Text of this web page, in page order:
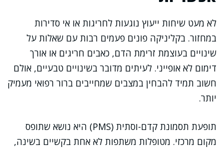
לא מעט שיחות ייעוץ נוגעות לחריגות או אי סדירות
במחזור. בקליניקה פונים פעמים רבות עם שאלות על
שינויים בעוצמת זרימת הדם, כאבים חריגים או אורך
דימום לא אופייני. לעיתים מדובר בשינויים טבעיים, אולם
חשוב תמיד להבחין במצבים שמחייבים ברור רפואי מעמיק
יותר.
תופעת תסמונת קדם-וסתית (PMS) היא נושא שתופס
מקום מרכזי. מטופלות משתפות לא אחת בקשיים בשינה,